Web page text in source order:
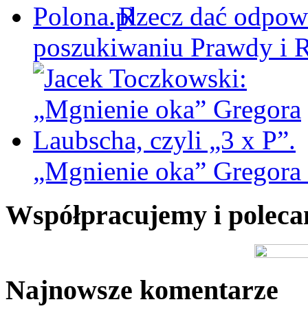
Rzecz dać
poszukiwaniu Prawdy i
„Mgnienie oka”
Współpracujemy i
Najnowsze komentarze